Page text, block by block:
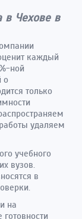
в Чехове в
каждый
ной
о
только
удаляем
учебного
вузов.
в
на